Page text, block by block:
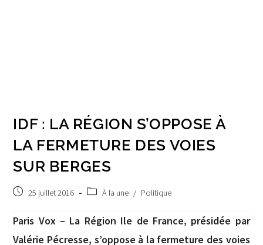
IDF : LA RÉGION S’OPPOSE À
LA FERMETURE DES VOIES
SUR BERGES
Post25 juillet 2016
PostÀ la une / Politique
Paris Vox – La Région Ile de France, présidée par
Valérie Pécresse, s’oppose à la fermeture des voies